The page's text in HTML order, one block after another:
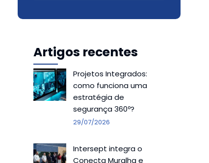
Artigos recentes
Projetos Integrados:
como funciona uma
estratégia de
segurança 360º?
29/07/2026
Intersept integra o
Conecta Muralha e